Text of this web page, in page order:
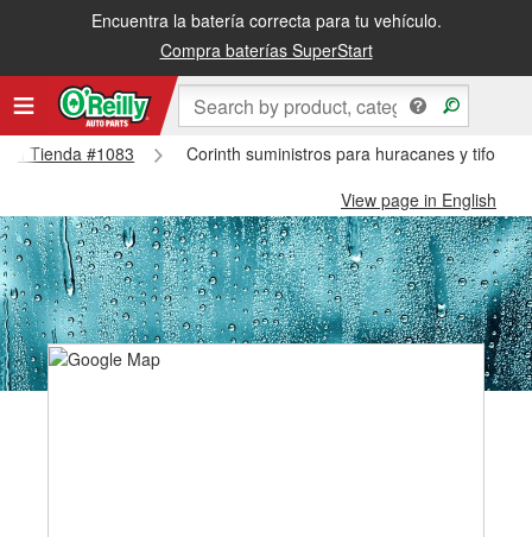
Encuentra la batería correcta para tu vehículo.
Compra baterías SuperStart
Tienda #1083
Corinth suministros para huracanes y tifones
View page in English